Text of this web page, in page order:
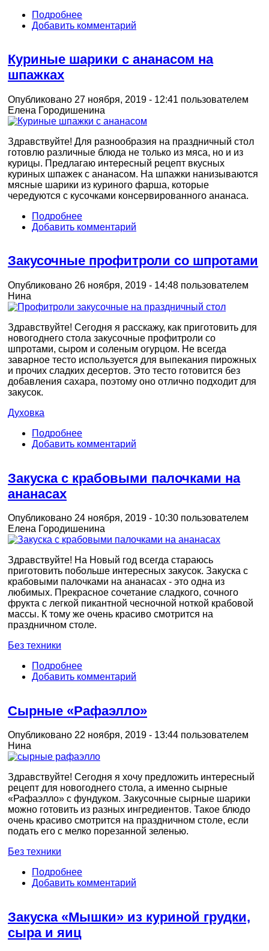
Подробнее
Добавить комментарий
Куриные шарики с ананасом на
шпажках
Опубликовано 27 ноября, 2019 - 12:41 пользователем
Елена Городишенина
Здравствуйте! Для разнообразия на праздничный стол
готовлю различные блюда не только из мяса, но и из
курицы. Предлагаю интересный рецепт вкусных
куриных шпажек с ананасом. На шпажки нанизываются
мясные шарики из куриного фарша, которые
чередуются с кусочками консервированного ананаса.
Подробнее
Добавить комментарий
Закусочные профитроли со шпротами
Опубликовано 26 ноября, 2019 - 14:48 пользователем
Нина
Здравствуйте! Сегодня я расскажу, как приготовить для
новогоднего стола закусочные профитроли со
шпротами, сыром и соленым огурцом. Не всегда
заварное тесто используется для выпекания пирожных
и прочих сладких десертов. Это тесто готовится без
добавления сахара, поэтому оно отлично подходит для
закусок.
Духовка
Подробнее
Добавить комментарий
Закуска с крабовыми палочками на
ананасах
Опубликовано 24 ноября, 2019 - 10:30 пользователем
Елена Городишенина
Здравствуйте! На Новый год всегда стараюсь
приготовить побольше интересных закусок. Закуска с
крабовыми палочками на ананасах - это одна из
любимых. Прекрасное сочетание сладкого, сочного
фрукта с легкой пикантной чесночной ноткой крабовой
массы. К тому же очень красиво смотрится на
праздничном столе.
Без техники
Подробнее
Добавить комментарий
Сырные «Рафаэлло»
Опубликовано 22 ноября, 2019 - 13:44 пользователем
Нина
Здравствуйте! Сегодня я хочу предложить интересный
рецепт для новогоднего стола, а именно сырные
«Рафаэлло» с фундуком. Закусочные сырные шарики
можно готовить из разных ингредиентов. Такое блюдо
очень красиво смотрится на праздничном столе, если
подать его с мелко порезанной зеленью.
Без техники
Подробнее
Добавить комментарий
Закуска «Мышки» из куриной грудки,
сыра и яиц